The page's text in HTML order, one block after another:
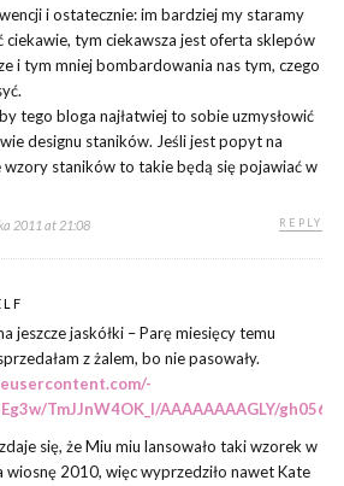
i ostatecznie: im bardziej my staramy
ciekawie, tym ciekawsza jest oferta sklepów
i tym mniej bombardowania nas tym, czego
tego bloga najłatwiej to sobie uzmysłowić
designu staników. Jeśli jest popyt na
wzory staników to takie będą się pojawiać w
2011 at 21:08 REPLY
jeszcze jaskółki – Parę miesięcy temu
z żalem, bo nie pasowały.
TmJJnW4OK_I/AAAAAAAAGLY/
się, że Miu miu lansowało taki wzorek w
wiosnę 2010, więc wyprzedziło nawet Kate